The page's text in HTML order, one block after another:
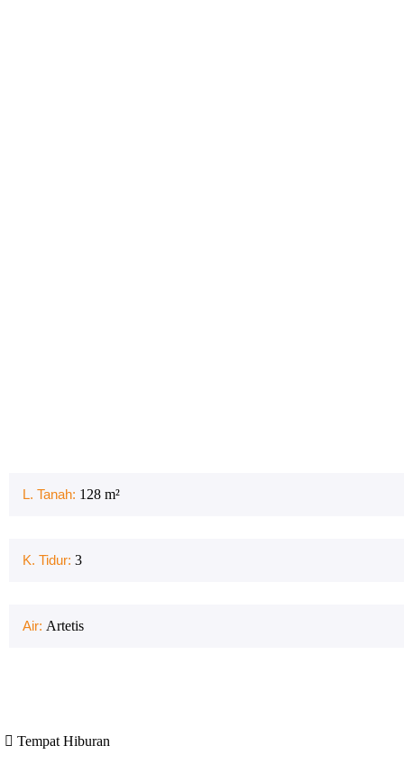
L. Tanah: 128 m²
K. Tidur: 3
Air: Artetis
Tempat Hiburan